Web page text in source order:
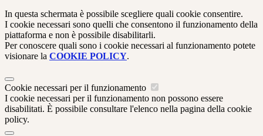
In questa schermata è possibile scegliere quali cookie consentire.
I cookie necessari sono quelli che consentono il funzionamento della
piattaforma e non è possibile disabilitarli.
Per conoscere quali sono i cookie necessari al funzionamento potete
visionare la COOKIE POLICY.
Cookie necessari per il funzionamento
I cookie necessari per il funzionamento non possono essere
disabilitati. È possibile consultare l'elenco nella pagina della cookie
policy.